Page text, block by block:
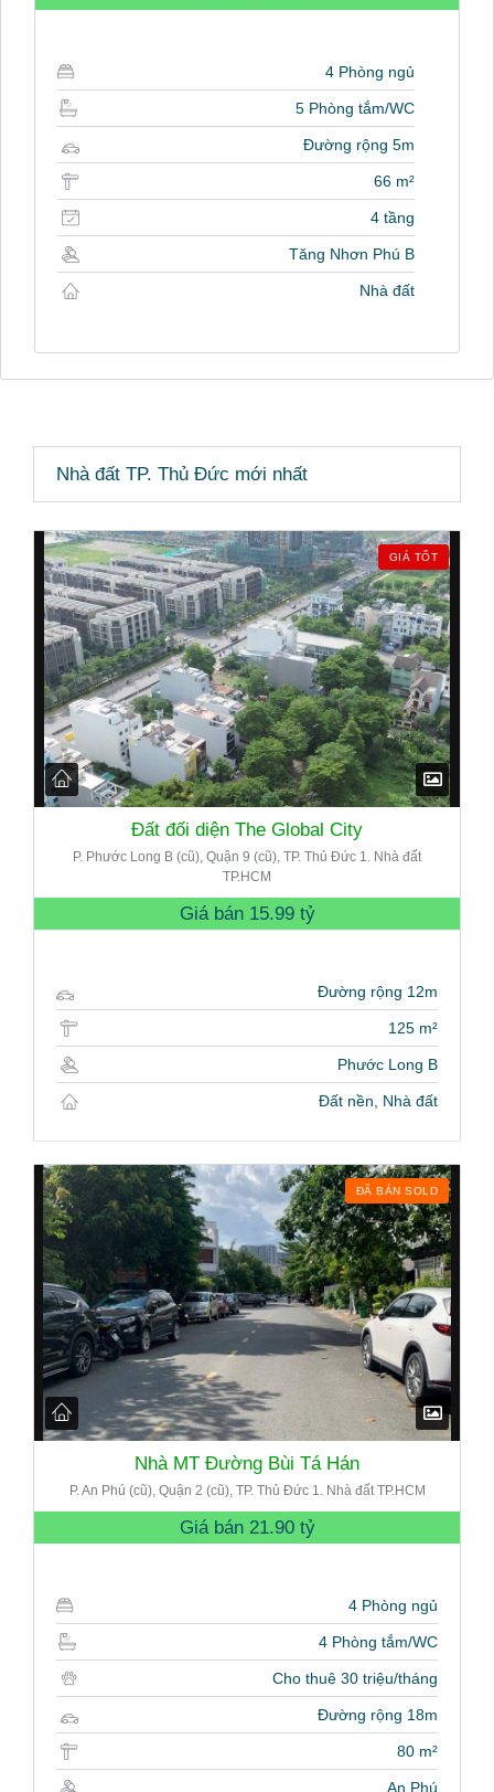
4 Phòng ngủ
5 Phòng tắm/WC
Đường rộng 5m
66 m²
4 tầng
Tăng Nhơn Phú B
Nhà đất
Nhà đất TP. Thủ Đức mới nhất
GIÁ TỐT
Đất đối diện The Global City
P. Phước Long B (cũ), Quận 9 (cũ), TP. Thủ Đức 1. Nhà đất
TP.HCM
Giá bán 15.99 tỷ
Đường rộng 12m
125 m²
Phước Long B
Đất nền, Nhà đất
ĐÃ BÁN SOLD
Nhà MT Đường Bùi Tá Hán
P. An Phú (cũ), Quận 2 (cũ), TP. Thủ Đức 1. Nhà đất TP.HCM
Giá bán 21.90 tỷ
4 Phòng ngủ
4 Phòng tắm/WC
Cho thuê 30 triệu/tháng
Đường rộng 18m
80 m²
An Phú